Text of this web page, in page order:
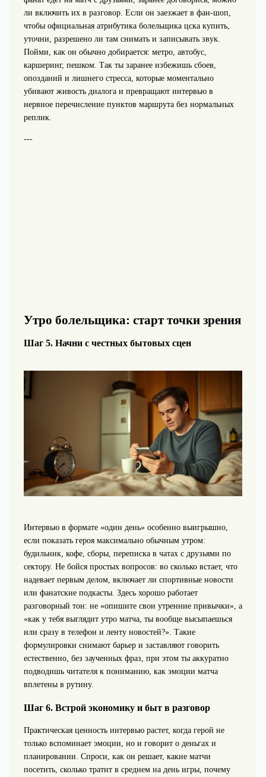
ли включить их в разговор. Если он заезжает в фан-шоп,
чтобы официальная атрибутика болельщика цска купить,
уточни, разрешено ли там снимать и записывать звук.
Пойми, как он обычно добирается: метро, автобус,
каршеринг, пешком. Так ты заранее избежишь сбоев,
опозданий и лишнего стресса, которые моментально
убивают живость диалога и превращают интервью в
нервное перечисление пунктов маршрута без нормальных
реплик.
---
Утро болельщика: старт точки зрения
Шаг 5. Начни с честных бытовых сцен
Интервью в формате «один день» особенно выигрышно,
если показать героя максимально обычным утром:
будильник, кофе, сборы, переписка в чатах с друзьями по
сектору. Не бойся простых вопросов: во сколько встает, что
надевает первым делом, включает ли спортивные новости
или фанатские подкасты. Здесь хорошо работает
разговорный тон: не «опишите свои утренние привычки», а
«как у тебя выглядит утро матча, ты вообще высыпаешься
или сразу в телефон и ленту новостей?». Такие
формулировки снимают барьер и заставляют говорить
естественно, без заученных фраз, при этом ты аккуратно
подводишь читателя к пониманию, как эмоции матча
вплетены в рутину.
Шаг 6. Встрой экономику и быт в разговор
Практическая ценность интервью растет, когда герой не
только вспоминает эмоции, но и говорит о деньгах и
планировании. Спроси, как он решает, какие матчи
посетить, сколько тратит в среднем на день игры, почему